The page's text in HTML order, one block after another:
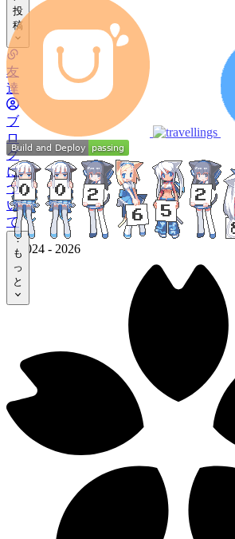
投
稿
カ
テ
ゴ
リ
ー
タ
グ
ア
ー
カ
イ
ブ
友
達
ブ
ロ
グ
に
つ
い
て
も
っ
と
楽
© 2024 - 2026